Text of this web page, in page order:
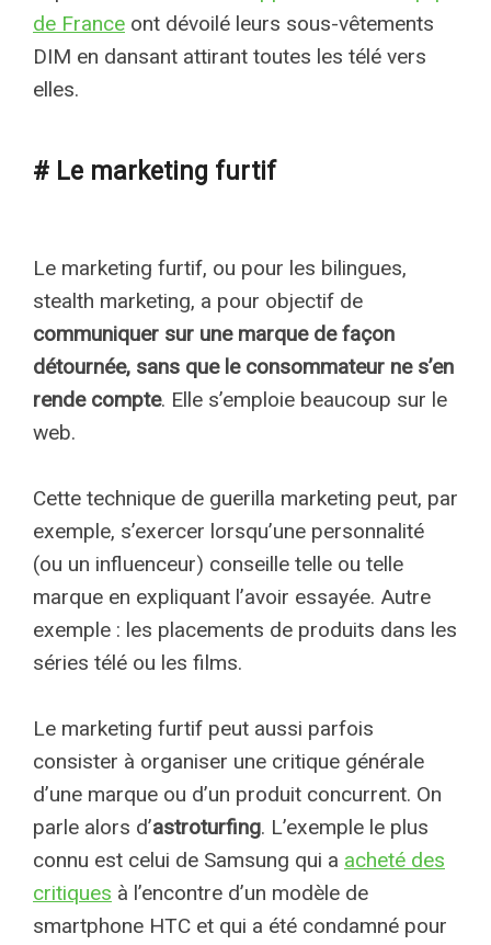
de France ont dévoilé leurs sous-vêtements
DIM en dansant attirant toutes les télé vers
elles.
# Le marketing furtif
Le marketing furtif, ou pour les bilingues,
stealth marketing, a pour objectif de
communiquer sur une marque de façon
détournée, sans que le consommateur ne s’en
rende compte. Elle s’emploie beaucoup sur le
web.
Cette technique de guerilla marketing peut, par
exemple, s’exercer lorsqu’une personnalité
(ou un influenceur) conseille telle ou telle
marque en expliquant l’avoir essayée. Autre
exemple : les placements de produits dans les
séries télé ou les films.
Le marketing furtif peut aussi parfois
consister à organiser une critique générale
d’une marque ou d’un produit concurrent. On
parle alors d’astroturfing. L’exemple le plus
connu est celui de Samsung qui a acheté des
critiques à l’encontre d’un modèle de
smartphone HTC et qui a été condamné pour